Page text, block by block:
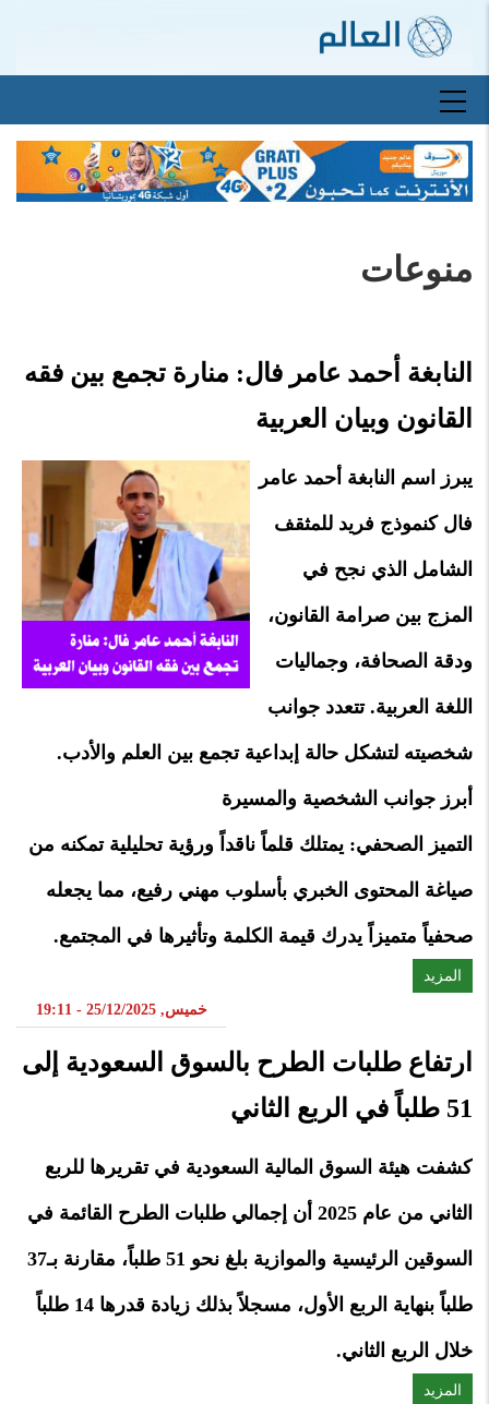
الرئيسيMain
navigation
منوعات
النابغة أحمد عامر فال: منارة تجمع بين فقه
القانون وبيان العربية
يبرز اسم النابغة أحمد عامر
فال كنموذج فريد للمثقف
الشامل الذي نجح في
المزج بين صرامة القانون،
ودقة الصحافة، وجماليات
اللغة العربية. تتعدد جوانب
شخصيته لتشكل حالة إبداعية تجمع بين العلم والأدب.
أبرز جوانب الشخصية والمسيرة
التميز الصحفي: يمتلك قلماً ناقداً ورؤية تحليلية تمكنه من
صياغة المحتوى الخبري بأسلوب مهني رفيع، مما يجعله
صحفياً متميزاً يدرك قيمة الكلمة وتأثيرها في المجتمع.
المزيد
خميس, 25/12/2025 - 19:11
ارتفاع طلبات الطرح بالسوق السعودية إلى
51 طلباً في الربع الثاني
كشفت هيئة السوق المالية السعودية في تقريرها للربع
الثاني من عام 2025 أن إجمالي طلبات الطرح القائمة في
السوقين الرئيسية والموازية بلغ نحو 51 طلباً، مقارنة بـ37
طلباً بنهاية الربع الأول، مسجلاً بذلك زيادة قدرها 14 طلباً
خلال الربع الثاني.
المزيد